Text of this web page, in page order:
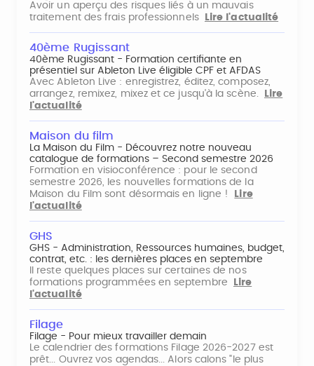
Avoir un aperçu des risques liés à un mauvais
traitement des frais professionnels
Lire l'actualité
40ème Rugissant
40ème Rugissant - Formation certifiante en
présentiel sur Ableton Live éligible CPF et AFDAS
Avec Ableton Live : enregistrez, éditez, composez,
arrangez, remixez, mixez et ce jusqu'à la scène.
Lire
l'actualité
Maison du film
La Maison du Film - Découvrez notre nouveau
catalogue de formations – Second semestre 2026
Formation en visioconférence : pour le second
semestre 2026, les nouvelles formations de la
Maison du Film sont désormais en ligne !
Lire
l'actualité
GHS
GHS - Administration, Ressources humaines, budget,
contrat, etc. : les dernières places en septembre
Il reste quelques places sur certaines de nos
formations programmées en septembre
Lire
l'actualité
Filage
Filage - Pour mieux travailler demain
Le calendrier des formations Filage 2026-2027 est
prêt... Ouvrez vos agendas... Alors calons "le plus